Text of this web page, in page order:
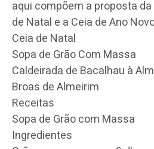
aqui compõem a proposta
de Natal e a Ceia de Ano
Ceia de Natal
Sopa de Grão Com Massa
Caldeirada de Bacalhau à
Broas de Almeirim
Receitas
Sopa de Grão com Massa
Ingredientes